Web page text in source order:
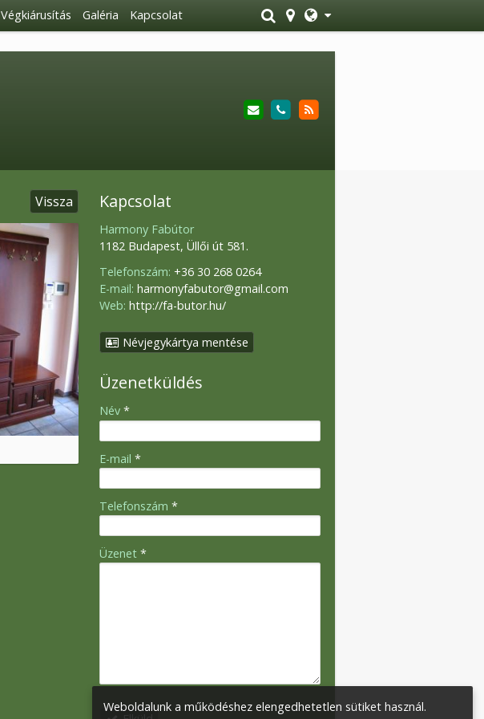
Végkiárusítás Galéria Kapcsolat
Vissza Kapcsolat
Harmony Fabútor
1182 Budapest, Üllői út 581.
Telefonszám: +36 30 268 0264
E-mail: harmonyfabutor@gmail.com
Web: http://fa-butor.hu/
Névjegykártya mentése
Üzenetküldés
-
Név *
E-mail *
Telefonszám *
Üzenet *
Weboldalunk a működéshez elengedhetetlen sütiket használ.